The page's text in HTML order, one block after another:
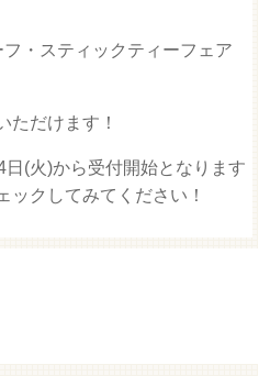
・スティックティーフェア
ただけます！
(火)から受付開始となります
ックしてみてください！